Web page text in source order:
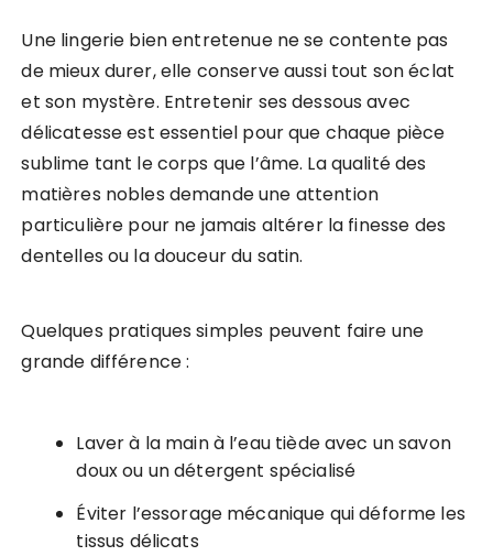
Une lingerie bien entretenue ne se contente pas
de mieux durer, elle conserve aussi tout son éclat
et son mystère. Entretenir ses dessous avec
délicatesse est essentiel pour que chaque pièce
sublime tant le corps que l’âme. La qualité des
matières nobles demande une attention
particulière pour ne jamais altérer la finesse des
dentelles ou la douceur du satin.
Quelques pratiques simples peuvent faire une
grande différence :
Laver à la main à l’eau tiède avec un savon
doux ou un détergent spécialisé
Éviter l’essorage mécanique qui déforme les
tissus délicats